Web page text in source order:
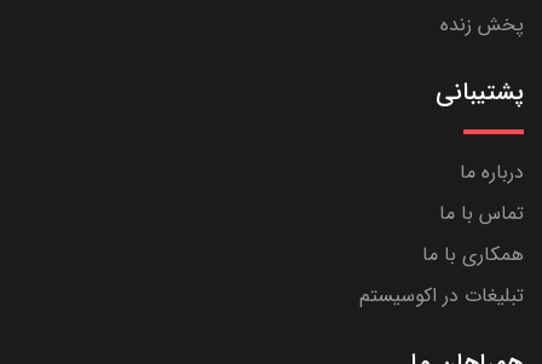
پخش زنده
پشتیبانی
درباره ما
تماس با ما
همکاری با ما
تبلیغات در اکوسیستم